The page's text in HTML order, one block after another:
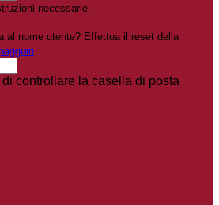
necessarie.
al nome utente? Effettua il reset della
controllare la casella di posta